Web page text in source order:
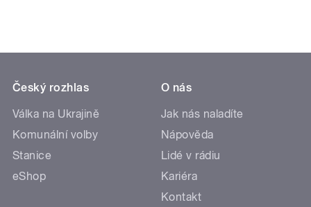
Český rozhlas
Válka na Ukrajině
Komunální volby
Stanice
eShop
O nás
Jak nás naladíte
Nápověda
Lidé v rádiu
Kariéra
Kontakt